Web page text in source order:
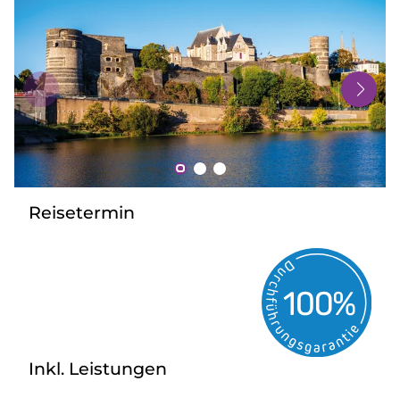
Start
Busreisen
Bus mieten
Gutscheine
Kontakt
Reisetermin
Inkl. Leistungen